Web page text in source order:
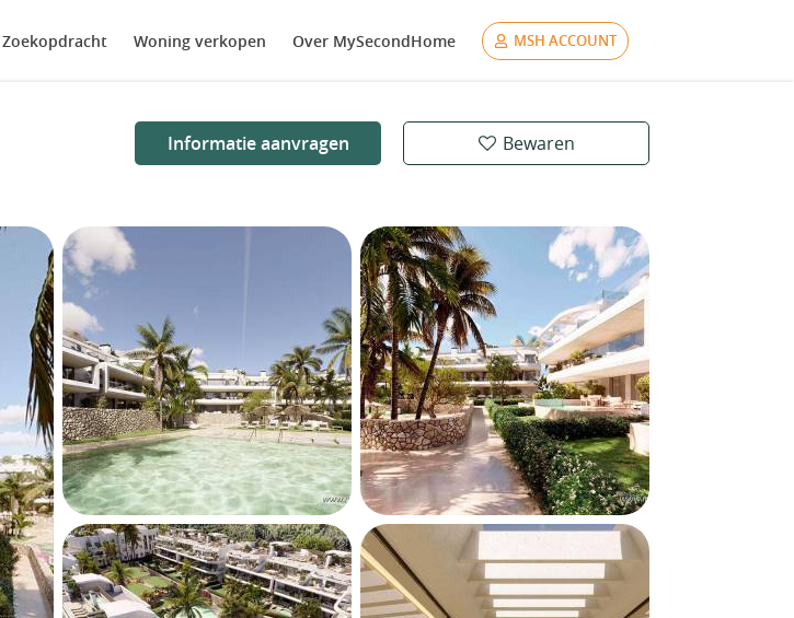
Zoekopdracht Woning verkopen Over MySecondHome MSH ACCOUNT
Informatie aanvragen Bewaren